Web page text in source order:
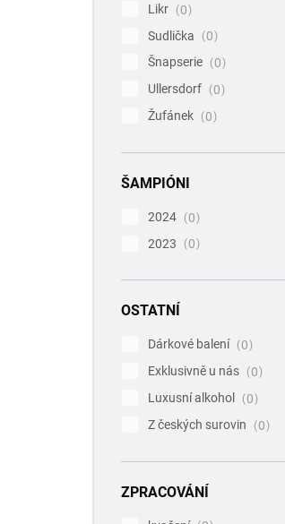
Likr
0
Sudlička
0
Šnapserie
0
Ullersdorf
0
Žufánek
0
ŠAMPIÓNI
2024
0
2023
0
OSTATNÍ
Dárkové balení
0
Exklusivně u nás
0
Luxusní alkohol
0
Z českých surovin
0
ZPRACOVÁNÍ